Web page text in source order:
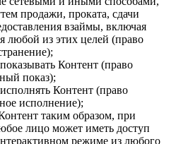
продажи, проката, сдачи
взаймы, включая
любой из этих целей (право
Контент (право
показ);
Контент (право
исполнение);
таким образом, при
лицо может иметь доступ
режиме из любого